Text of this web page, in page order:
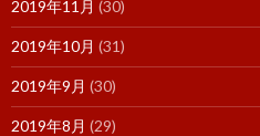
2019年11月 (30)
2019年10月 (31)
2019年9月 (30)
2019年8月 (29)